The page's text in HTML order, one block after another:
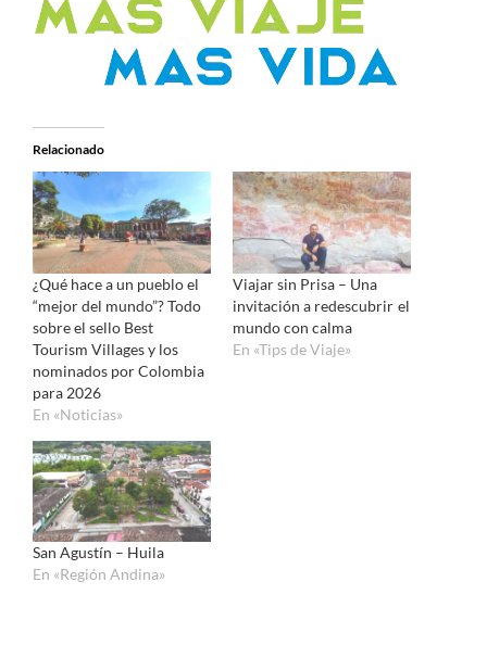
Relacionado
¿Qué hace a un pueblo el
“mejor del mundo”? Todo
sobre el sello Best
Tourism Villages y los
nominados por Colombia
para 2026
En «Noticias»
Viajar sin Prisa – Una
invitación a redescubrir el
mundo con calma
En «Tips de Viaje»
San Agustín – Huila
En «Región Andina»